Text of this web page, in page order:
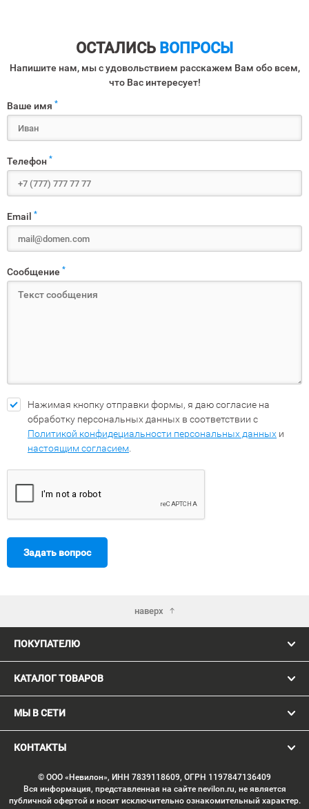
ОСТАЛИСЬ ВОПРОСЫ
Напишите нам, мы с удовольствием расскажем Вам обо всем,
что Вас интересует!
Ваше имя *
Телефон *
Email *
Сообщение *
Нажимая кнопку отправки формы, я даю согласие на
обработку персональных данных в соответствии с
Политикой конфидециальности персональных данных и
настоящим согласием
Задать вопрос
наверх
ПОКУПАТЕЛЮ
КАТАЛОГ ТОВАРОВ
МЫ В СЕТИ
КОНТАКТЫ
© ООО «Невилон», ИНН 7839118609, ОГРН 1197847136409
Вся информация, представленная на сайте nevilon.ru, не является
публичной офертой и носит исключительно ознакомительный характер.